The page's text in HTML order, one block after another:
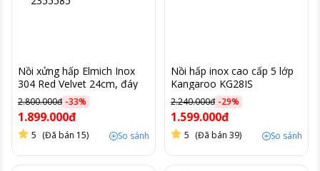
Nồi xửng hấp Elmich Inox
304 Red Velvet 24cm, đáy
từ 2355585
2.800.000đ -33%
1.899.000đ
5 (Đã bán 15) So sánh
Nồi hấp inox cao cấp 5 lớp
Kangaroo KG28IS
2.240.000đ -29%
1.599.000đ
5 (Đã bán 39) So sánh